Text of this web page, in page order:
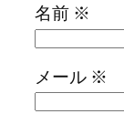
名前 ※
メール ※